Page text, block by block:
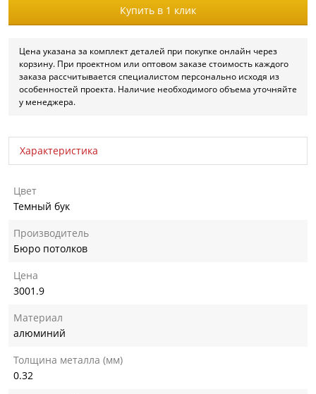
Купить в 1 клик
Цена указана за комплект деталей при покупке онлайн через
корзину. При проектном или оптовом заказе стоимость каждого
заказа рассчитывается специалистом персонально исходя из
особенностей проекта. Наличие необходимого объема уточняйте
у менеджера.
Характеристика
Цвет
Темный бук
Производитель
Бюро потолков
Цена
3001.9
Материал
алюминий
Толщина металла (мм)
0.32